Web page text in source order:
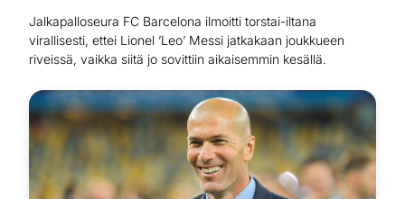
Jalkapalloseura FC Barcelona ilmoitti torstai-iltana
virallisesti, ettei Lionel ’Leo’ Messi jatkakaan joukkueen
riveissä, vaikka siitä jo sovittiin aikaisemmin kesällä.